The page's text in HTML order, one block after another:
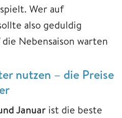
Wer auf
also geduldig
Nebensaison warten
nutzen – die Preise
Januar ist die beste